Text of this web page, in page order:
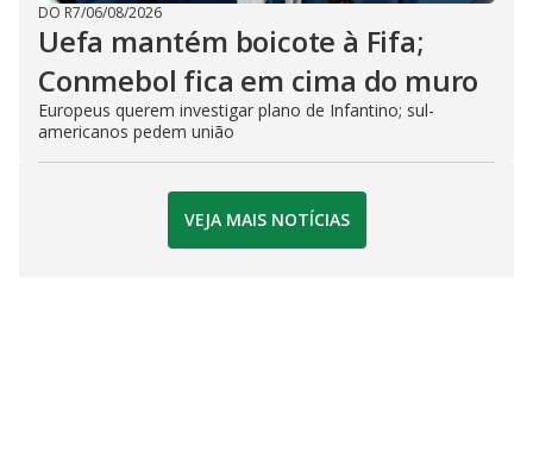
DO R7/06/08/2026
Uefa mantém boicote à Fifa;
Conmebol fica em cima do muro
Europeus querem investigar plano de Infantino; sul-
americanos pedem união
VEJA MAIS NOTÍCIAS